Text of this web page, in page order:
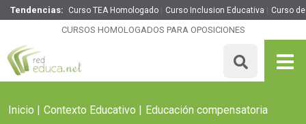
Tendencias: Curso TEA Homologado Curso Inclusion Educativa Curso
CURSOS HOMOLOGADOS PARA OPOSICIONES
Inicio Contexto Educativo Educación compensatoria